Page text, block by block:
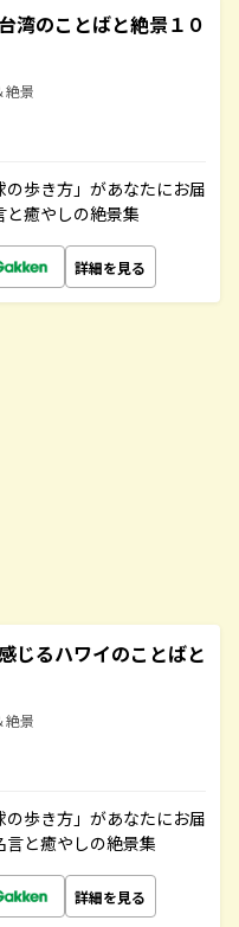
湾のことばと絶景１０
絶景
歩き方」があなたにお届
と癒やしの絶景集
詳細を見る
じるハワイのことばと
絶景
歩き方」があなたにお届
と癒やしの絶景集
詳細を見る